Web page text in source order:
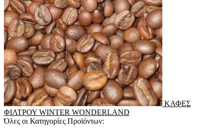
ΚΑΦΕΣ
ΦΙΛΤΡΟΥ WINTER WONDERLAND
Όλες οι Κατηγορίες Προϊόντων: